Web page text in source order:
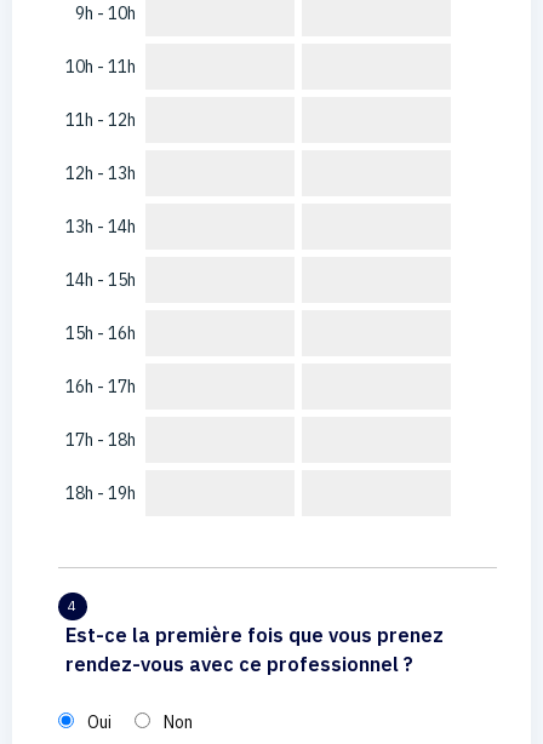
9h - 10h
10h - 11h
11h - 12h
12h - 13h
13h - 14h
14h - 15h
15h - 16h
16h - 17h
17h - 18h
18h - 19h
4
Est-ce la première fois que vous prenez
rendez-vous avec ce professionnel ?
Oui Non